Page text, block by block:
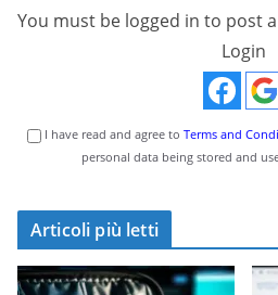
You must be logged in to post
Login
I have read and agree to Terms and
personal data being stored and
Articoli più letti